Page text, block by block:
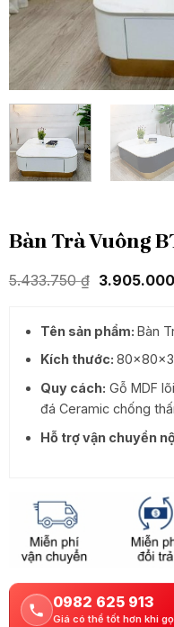
Bàn Trà Vuông
5.433.750₫ Giá
5.433.750
3.905.000
Tên sản phẩm: Bàn
Kích thước:
Quy cách: Gỗ MDF
đá Ceramic chống
Hỗ trợ vận chuyển
0982 625 913
Giá có thể tốt hơn khi